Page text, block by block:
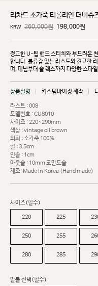
리차드 소가죽 티롤리안 더비
KRW 260,000원 198,000원
정교한 U-팁 핸드 스티치와 부드러운
합니다. 볼륨감 있는 라스트와 견고한
며, 데님부터 슬랙스까지 다양한 스타
상품설명 커스텀마이징 제작
라스트 : 008
모델번호 : CU8010
사이즈 : 220~290mm
색상 : vintage oil brown
외피 : 소가죽 100%
힐 : 3.5cm
인솔 : 1cm
아웃솔 : 10mm 코만도솔
제조: Made In Korea (Hand made)
사이즈(필수)
220 225
250 255
280 285
발볼 선택(필수)